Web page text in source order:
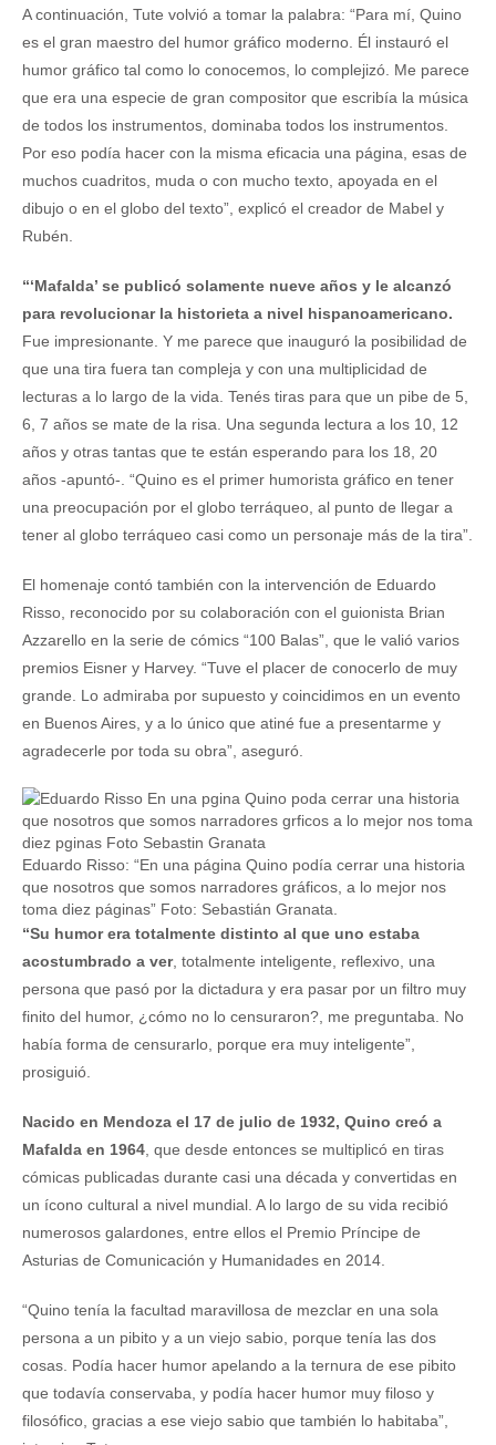
A continuación, Tute volvió a tomar la palabra: “Para mí, Quino
es el gran maestro del humor gráfico moderno. Él instauró el
humor gráfico tal como lo conocemos, lo complejizó. Me parece
que era una especie de gran compositor que escribía la música
de todos los instrumentos, dominaba todos los instrumentos.
Por eso podía hacer con la misma eficacia una página, esas de
muchos cuadritos, muda o con mucho texto, apoyada en el
dibujo o en el globo del texto”, explicó el creador de Mabel y
Rubén.
“‘Mafalda’ se publicó solamente nueve años y le alcanzó
para revolucionar la historieta a nivel hispanoamericano.
Fue impresionante. Y me parece que inauguró la posibilidad de
que una tira fuera tan compleja y con una multiplicidad de
lecturas a lo largo de la vida. Tenés tiras para que un pibe de 5,
6, 7 años se mate de la risa. Una segunda lectura a los 10, 12
años y otras tantas que te están esperando para los 18, 20
años -apuntó-. “Quino es el primer humorista gráfico en tener
una preocupación por el globo terráqueo, al punto de llegar a
tener al globo terráqueo casi como un personaje más de la tira”.
El homenaje contó también con la intervención de Eduardo
Risso, reconocido por su colaboración con el guionista Brian
Azzarello en la serie de cómics “100 Balas”, que le valió varios
premios Eisner y Harvey. “Tuve el placer de conocerlo de muy
grande. Lo admiraba por supuesto y coincidimos en un evento
en Buenos Aires, y a lo único que atiné fue a presentarme y
agradecerle por toda su obra”, aseguró.
Eduardo Risso: “En una página Quino podía cerrar una historia
que nosotros que somos narradores gráficos, a lo mejor nos
toma diez páginas” Foto: Sebastián Granata.
“Su humor era totalmente distinto al que uno estaba
acostumbrado a ver, totalmente inteligente, reflexivo, una
persona que pasó por la dictadura y era pasar por un filtro muy
finito del humor, ¿cómo no lo censuraron?, me preguntaba. No
había forma de censurarlo, porque era muy inteligente”,
prosiguió.
Nacido en Mendoza el 17 de julio de 1932, Quino creó a
Mafalda en 1964 , que desde entonces se multiplicó en tiras
cómicas publicadas durante casi una década y convertidas en
un ícono cultural a nivel mundial. A lo largo de su vida recibió
numerosos galardones, entre ellos el Premio Príncipe de
Asturias de Comunicación y Humanidades en 2014.
“Quino tenía la facultad maravillosa de mezclar en una sola
persona a un pibito y a un viejo sabio, porque tenía las dos
cosas. Podía hacer humor apelando a la ternura de ese pibito
que todavía conservaba, y podía hacer humor muy filoso y
filosófico, gracias a ese viejo sabio que también lo habitaba”,